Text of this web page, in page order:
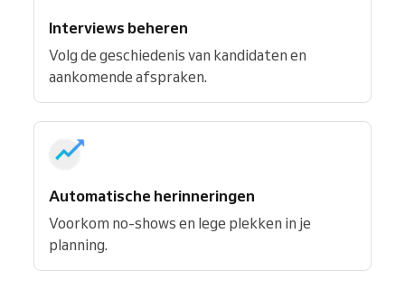
Interviews beheren
Volg de geschiedenis van kandidaten en
aankomende afspraken.
Automatische herinneringen
Voorkom no-shows en lege plekken in je
planning.